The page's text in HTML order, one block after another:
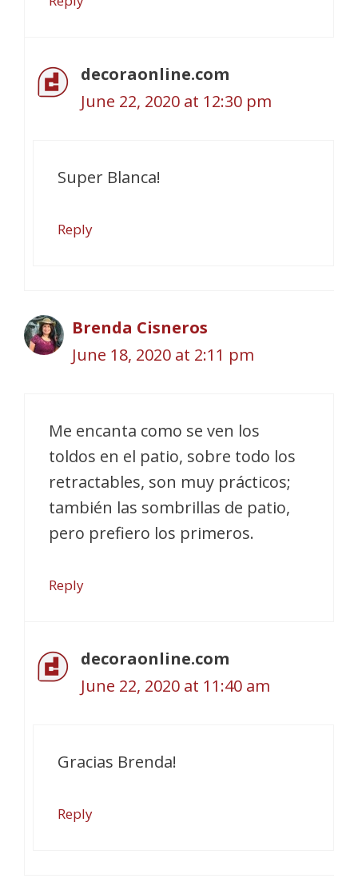
decoraonline.com
June 22, 2020 at 12:30 pm
Super Blanca!
Reply
Brenda Cisneros
June 18, 2020 at 2:11 pm
Me encanta como se ven los
toldos en el patio, sobre todo los
retractables, son muy prácticos;
también las sombrillas de patio,
pero prefiero los primeros.
Reply
decoraonline.com
June 22, 2020 at 11:40 am
Gracias Brenda!
Reply